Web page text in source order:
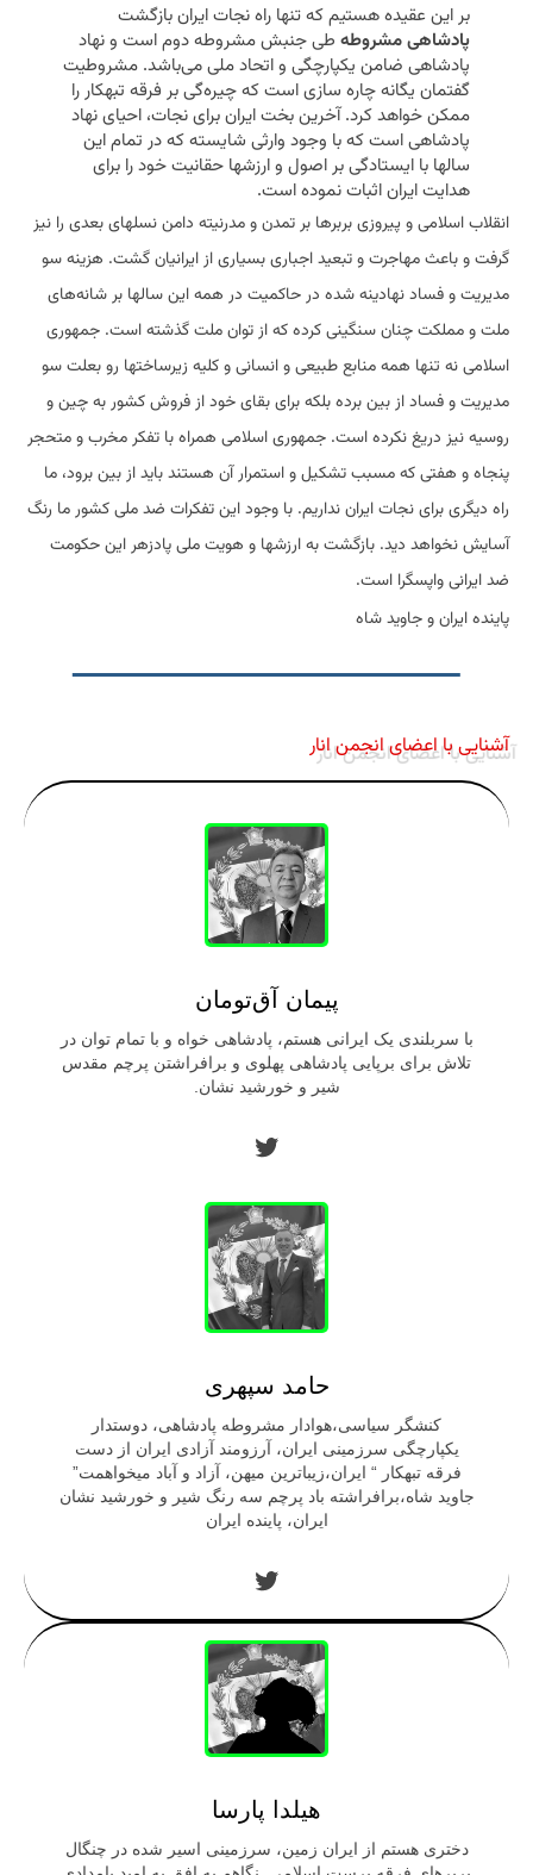
بر این عقیده هستیم که تنها راه نجات ایران بازگشت
پادشاهی مشروطهطی جنبش مشروطه دوم است و نهاد
پادشاهی ضامن یکپارچگی و اتحاد ملی می‌باشد. مشروطیت
گفتمان یگانه چاره سازی است که چیره‌گی بر فرقه تبهکار را
ممکن خواهد کرد. آخرین بخت ایران برای نجات، احیای نهاد
پادشاهی است که با وجود وارثی شایسته که در تمام این
سالها با ایستادگی بر اصول و ارزشها حقانیت خود را برای
هدایت ایران اثبات نموده است.
انقلاب اسلامی و پیروزی بربرها بر تمدن و مدرنیته دامن نسلهای بعدی را نیز
گرفت و باعث مهاجرت و تبعید اجباری بسیاری از ایرانیان گشت. هزینه سو
مدیریت و فساد نهادینه شده در حاکمیت در همه این سالها بر شانه‌های
ملت و مملکت چنان سنگینی کرده که از توان ملت گذشته است. جمهوری
اسلامی نه تنها همه منابع طبیعی و انسانی و کلیه زیرساختها رو بعلت سو
مدیریت و فساد از بین برده بلکه برای بقای خود از فروش کشور به چین و
روسیه نیز دریغ نکرده است. جمهوری اسلامی همراه با تفکر مخرب و متحجر
پنجاه و هفتی که مسبب تشکیل و استمرار آن هستند باید از بین برود، ما
راه دیگری برای نجات ایران نداریم. با وجود این تفکرات ضد ملی کشور ما رنگ
آسایش نخواهد دید. بازگشت به ارزشها و هویت ملی پادزهر این حکومت
ضد ایرانی واپسگرا است.
پاینده ایران و جاوید شاه
آشنایی با اعضای انجمن انار
پیمان آق‌تومان
با سربلندی یک ایرانی هستم، پادشاهی خواه و با تمام توان در
تلاش برای برپایی پادشاهی پهلوی و برافراشتن پرچم مقدس
شیر و خورشید نشان.
توییتر
حامد سپهری
کنشگر سیاسی،هوادار مشروطه پادشاهی، دوستدار
یکپارچگی سرزمینی ایران، آرزومند آزادی ایران از دست
فرقه تبهکار “ ایران،زیباترین میهن، آزاد و آباد میخواهمت”
جاوید شاه،برافراشته باد پرچم سه رنگ شیر و خورشید نشان
ایران، پاینده ایران
توییتر
هیلدا پارسا
دخترى هستم از ايران زمين، سرزمينى اسير شده در چنگال